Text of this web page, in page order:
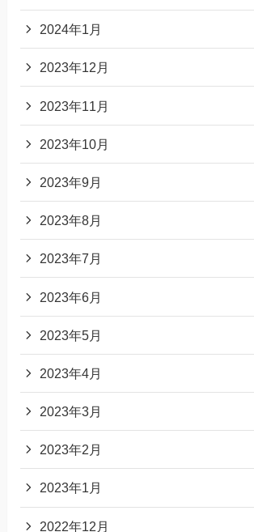
2024年1月
2023年12月
2023年11月
2023年10月
2023年9月
2023年8月
2023年7月
2023年6月
2023年5月
2023年4月
2023年3月
2023年2月
2023年1月
2022年12月